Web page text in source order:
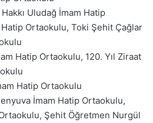
Uludağ İmam Hatip
Ortaokulu, Toki Şehit Çağlar
Hatip Ortaokulu, 120. Yıl Ziraat
Hatip Ortaokulu
İmam Hatip Ortaokulu,
Şehit Öğretmen Nurgül